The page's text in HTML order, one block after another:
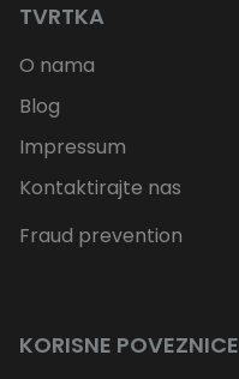
TVRTKA
O nama
Blog
Impressum
Kontaktirajte nas
Fraud prevention
KORISNE POVEZNICE